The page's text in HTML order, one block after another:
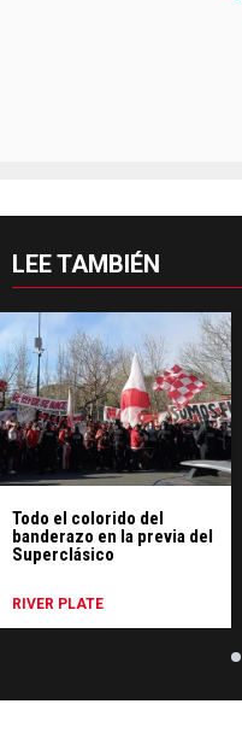
LEE TAMBIÉN
Todo el colorido del
banderazo en la previa del
Superclásico
RIVER PLATE